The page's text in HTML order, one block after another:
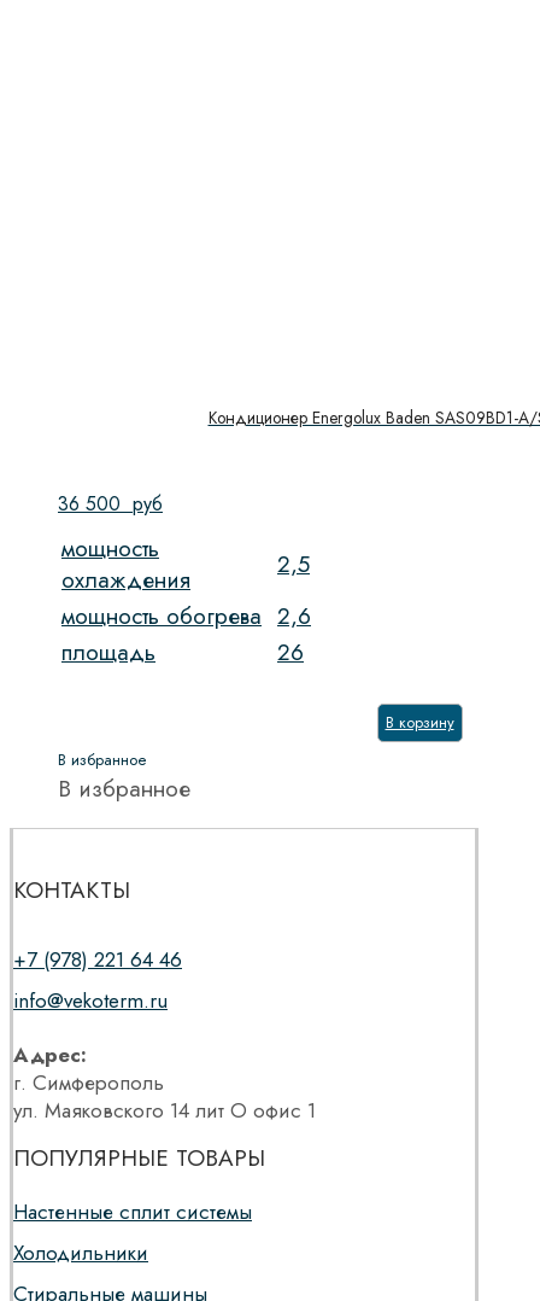
Кондиционер Energolux Baden SAS09BD1-
36 500 руб
мощность
охлаждения
2,5
мощность обогрева 2,6
площадь
26
В корзину
В избранное
В избранное
КОНТАКТЫ
+7 (978) 221 64 46
info@vekoterm.ru
Адрес:
г. Симферополь
ул. Маяковского 14 лит О офис 1
ПОПУЛЯРНЫЕ ТОВАРЫ
Настенные сплит системы
Холодильники
Стиральные машины